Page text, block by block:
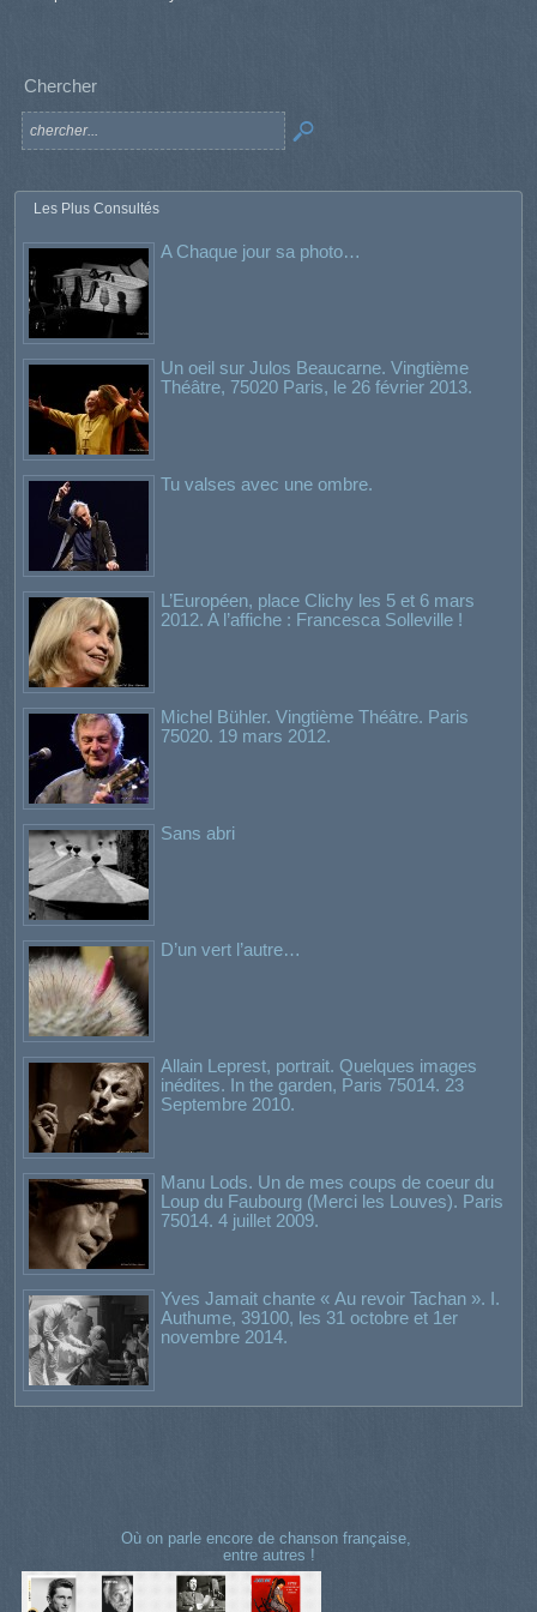
Chercher
Les Plus Consultés
A Chaque jour sa photo…
Un oeil sur Julos Beaucarne. Vingtième
Théâtre, 75020 Paris, le 26 février 2013.
Tu valses avec une ombre.
L’Européen, place Clichy les 5 et 6 mars
2012. A l’affiche : Francesca Solleville !
Michel Bühler. Vingtième Théâtre. Paris
75020. 19 mars 2012.
Sans abri
D’un vert l’autre…
Allain Leprest, portrait. Quelques images
inédites. In the garden, Paris 75014. 23
Septembre 2010.
Manu Lods. Un de mes coups de coeur du
Loup du Faubourg (Merci les Louves). Paris
75014. 4 juillet 2009.
Yves Jamait chante « Au revoir Tachan ». I.
Authume, 39100, les 31 octobre et 1er
novembre 2014.
Où on parle encore de chanson française,
entre autres !